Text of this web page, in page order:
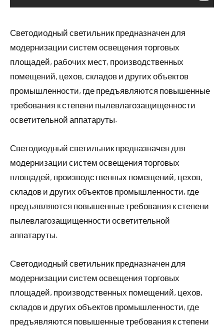
Светодиодный светильник предназначен для
модернизации систем освещения торговых
площадей, рабочих мест, производственных
помещений, цехов, складов и других объектов
промышленности, где предъявляются повышенные
требования к степени пылевлагозащищенности
осветительной аппатаруты.
Светодиодный светильник предназначен для
модернизации систем освещения торговых
площадей, производственных помещений, цехов,
складов и других объектов промышленности, где
предъявляются повышенные требования к степени
пылевлагозащищенности осветительной
аппатаруты.
Светодиодный светильник предназначен для
модернизации систем освещения торговых
площадей, производственных помещений, цехов,
складов и других объектов промышленности, где
предъявляются повышенные требования к степени